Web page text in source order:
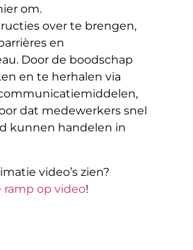
om.
over te brengen,
en
Door de boodschap
en te herhalen via
dat medewerkers snel
kunnen handelen in
video’s zien?
ramp op video!